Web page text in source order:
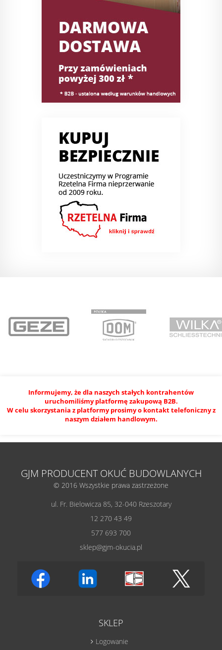
Informujemy, że dla naszych stałych kontrahentów
uruchomiliśmy platformę zakupową B2B.
W celu skorzystania z platformy prosimy o kontakt telefoniczny z
naszym działem handlowym.
GJM PRODUCENT OKUĆ BUDOWLANYCH
© 2016 Wszystkie prawa zastrzeżone
ul. Fr. Bielowicza 85, 32-040 Rzeszotary
12 270 43 49
577 693 700
sklep@gjm-okucia.pl
SKLEP
Logowanie